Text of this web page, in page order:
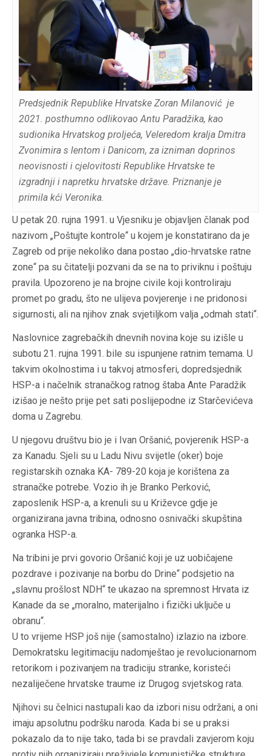
Predsjednik Republike Hrvatske Zoran Milanović je
2021. posthumno odlikovao Antu Paradžika, kao
sudionika Hrvatskog proljeća, Veleredom kralja Dmitra
Zvonimira s lentom i Danicom, za izniman doprinos
neovisnosti i cjelovitosti Republike Hrvatske te
izgradnji i napretku hrvatske države. Priznanje je
primila kći Veronika.
U petak 20. rujna 1991. u Vjesniku je objavljen članak pod
nazivom „Poštujte kontrole“ u kojem je konstatirano da je
Zagreb od prije nekoliko dana postao „dio-hrvatske ratne
zone“ pa su čitatelji pozvani da se na to priviknu i poštuju
pravila. Upozoreno je na brojne civile koji kontroliraju
promet po gradu, što ne ulijeva povjerenje i ne pridonosi
sigurnosti, ali na njihov znak svjetiljkom valja „odmah stati“.
Naslovnice zagrebačkih dnevnih novina koje su izišle u
subotu 21. rujna 1991. bile su ispunjene ratnim temama. U
takvim okolnostima i u takvoj atmosferi, dopredsjednik
HSP-a i načelnik stranačkog ratnog štaba Ante Paradžik
izišao je nešto prije pet sati poslijepodne iz Starčevićeva
doma u Zagrebu.
U njegovu društvu bio je i Ivan Oršanić, povjerenik HSP-a
za Kanadu. Sjeli su u Ladu Nivu svijetle (oker) boje
registarskih oznaka KA- 789-20 koja je korištena za
stranačke potrebe. Vozio ih je Branko Perković,
zaposlenik HSP-a, a krenuli su u Križevce gdje je
organizirana javna tribina, odnosno osnivački skupština
ogranka HSP-a.
Na tribini je prvi govorio Oršanić koji je uz uobičajene
pozdrave i pozivanje na borbu do Drine“ podsjetio na
„slavnu prošlost NDH“ te ukazao na spremnost Hrvata iz
Kanade da se „moralno, materijalno i fizički uključe u
obranu“.
U to vrijeme HSP još nije (samostalno) izlazio na izbore.
Demokratsku legitimaciju nadomještao je revolucionarnom
retorikom i pozivanjem na tradiciju stranke, koristeći
nezaliječene hrvatske traume iz Drugog svjetskog rata.
Njihovi su čelnici nastupali kao da izbori nisu održani, a oni
imaju apsolutnu podršku naroda. Kada bi se u praksi
pokazalo da to nije tako, tada bi se pravdali zavjerom koju